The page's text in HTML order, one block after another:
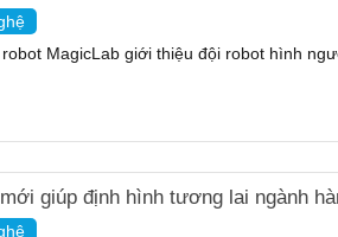
MagicLab giới thiệu đội robot hình
giúp định hình tương lai ngành